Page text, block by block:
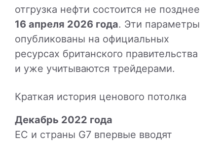
отгрузка нефти состоится не позднее
16 апреля 2026 года. Эти параметры
опубликованы на официальных
ресурсах британского правительства
и уже учитываются трейдерами.
Краткая история ценового потолка
Декабрь 2022 года
ЕС и страны G7 впервые вводят